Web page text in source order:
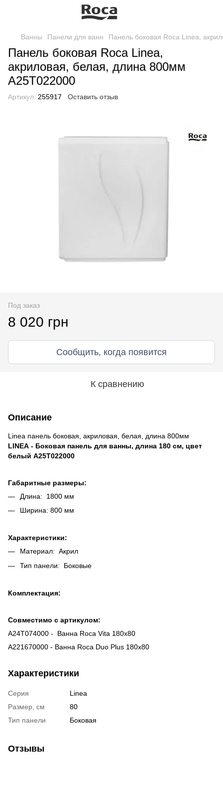
Ванны Панели для ванн Панель боковая Roca Linea,
Панель боковая Roca Linea,
акриловая, белая, длина 800мм
A25T022000
Артикул: 255917 Оставить отзыв
Под заказ
8 020 грн
Сообщить, когда появится
К сравнению
Описание
Linea панель боковая, акриловая, белая, длина 800мм
LINEA - Боковая панель для ванны, длина 180 см, цвет
белый A25T022000
Габаритные размеры:
Длина: 1800 мм
Ширина: 800 мм
Характеристики:
Материал: Акрил
Тип панели: Боковые
Комплектация:
Совместимо с артикулом:
A24T074000 - Ванна Roca Vita 180х80
A221670000 - Ванна Roca Duo Plus 180x80
Характеристики
Серия
Linea
Размер, см
80
Тип панели
Боковая
Отзывы